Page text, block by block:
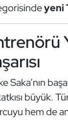
yeni
Saka’nın
büyük.
hem de